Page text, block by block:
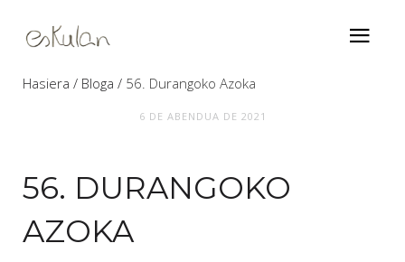
Hasiera Bloga 56. Durangoko Azoka
6 DE ABENDUA DE 2021
56. DURANGOKO
AZOKA